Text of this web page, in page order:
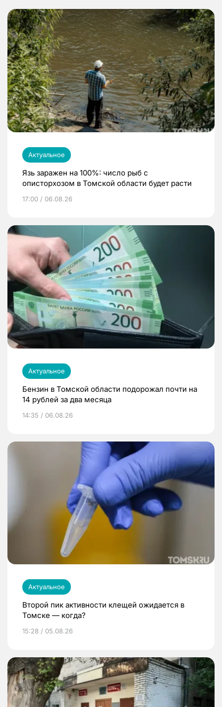
Актуальное
Язь заражен на 100%: число рыб с
описторхозом в Томской области будет расти
17:00 / 06.08.26
Актуальное
Бензин в Томской области подорожал почти на
14 рублей за два месяца
14:35 / 06.08.26
Актуальное
Второй пик активности клещей ожидается в
Томске — когда?
15:28 / 05.08.26